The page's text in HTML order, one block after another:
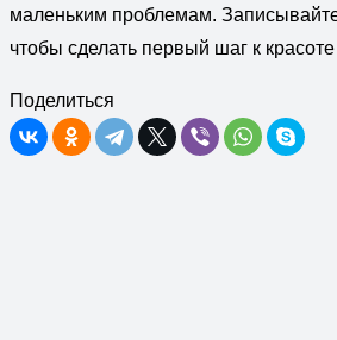
маленьким проблемам.
чтобы сделать первый шаг к
Поделиться